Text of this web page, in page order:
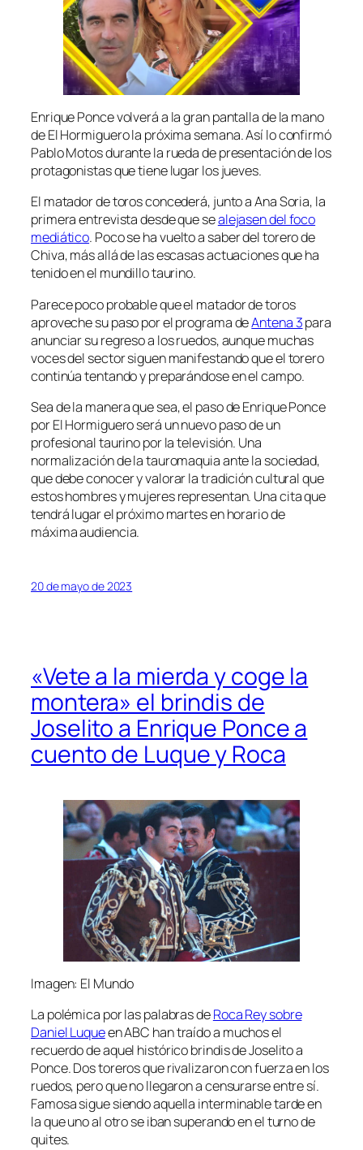
Enrique Ponce volverá a la gran pantalla de la mano
de El Hormiguero la próxima semana. Así lo confirmó
Pablo Motos durante la rueda de presentación de los
protagonistas que tiene lugar los jueves.
El matador de toros concederá, junto a Ana Soria, la
primera entrevista desde que sealejasen del foco
mediático. Poco se ha vuelto a saber del torero de
Chiva, más allá de las escasas actuaciones que ha
tenido en el mundillo taurino.
Parece poco probable que el matador de toros
aproveche su paso por el programa deAntena 3para
anunciar su regreso a los ruedos, aunque muchas
voces del sector siguen manifestando que el torero
continúa tentando y preparándose en el campo.
Sea de la manera que sea, el paso de Enrique Ponce
por El Hormiguero será un nuevo paso de un
profesional taurino por la televisión. Una
normalización de la tauromaquia ante la sociedad,
que debe conocer y valorar la tradición cultural que
estos hombres y mujeres representan. Una cita que
tendrá lugar el próximo martes en horario de
máxima audiencia.
20 de mayo de 2023
«Vete a la mierda y coge la
montera» el brindis de
Joselito a Enrique Ponce a
cuento de Luque y Roca
Imagen: El Mundo
La polémica por las palabras deRoca Rey sobre
Daniel Luqueen ABC han traído a muchos el
recuerdo de aquel histórico brindis de Joselito a
Ponce. Dos toreros que rivalizaron con fuerza en los
ruedos, pero que no llegaron a censurarse entre sí.
Famosa sigue siendo aquella interminable tarde en
la que uno al otro se iban superando en el turno de
quites.